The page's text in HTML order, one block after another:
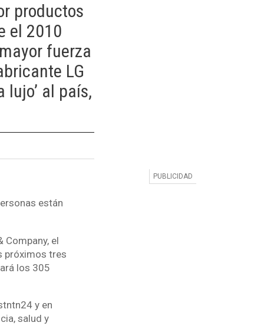
productos
el 2010
fuerza
LG
al país,
están
Company, el
próximos tres
los 305
y en
salud y